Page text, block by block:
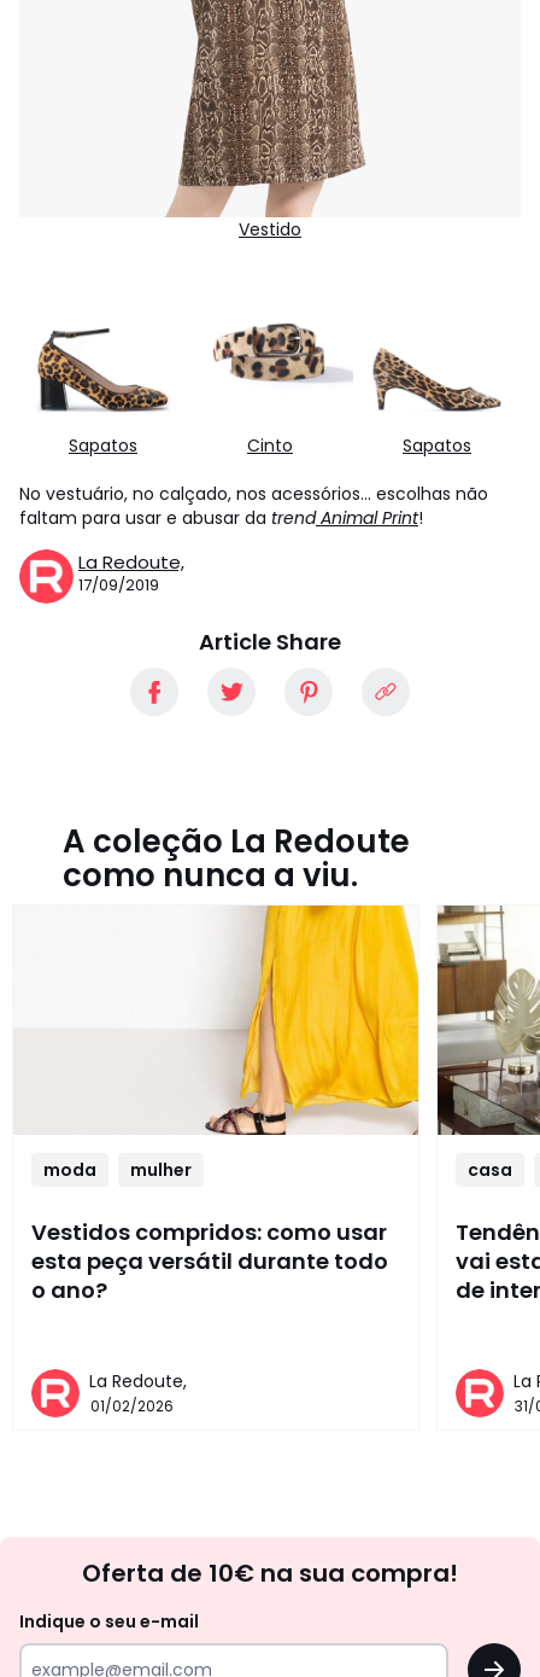
Vestido
Sapatos Cinto
Sapatos
No vestuário, no calçado, nos acessórios... escolhas não
faltam para usar e abusar da trend Animal Print!
La Redoute,
17/09/2019
Article Share
A coleção La Redoute
como nunca a viu.
moda mulher
Vestidos compridos: como usar
esta peça versátil durante todo
o ano?
La Redoute,
01/02/2026
casa
vai
de
La
Oferta de 10€ na sua compra!
Indique o seu e-mail
OK